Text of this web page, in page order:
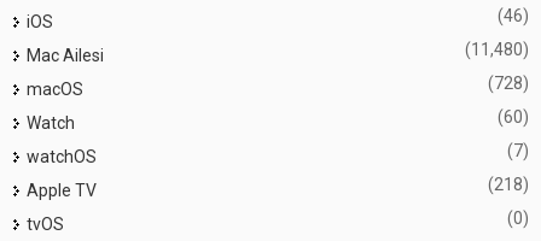
iOS (46)
Mac Ailesi (11,480)
macOS (728)
Watch (60)
watchOS (7)
Apple TV (218)
tvOS (0)